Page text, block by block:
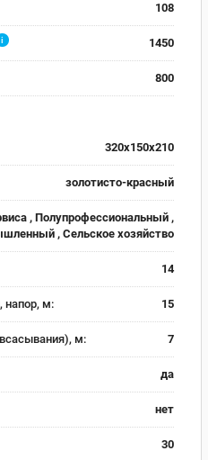
108
i 1450
800
320х150х210
золотисто-красный
, Полупрофессиональный ,
, Сельское хозяйство
14
напор, м: 15
м: 7
да
нет
30